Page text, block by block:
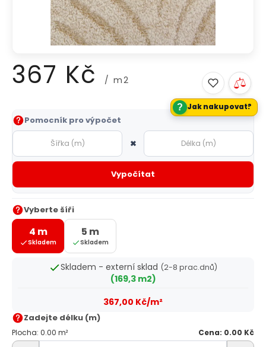
367 Kč / m2
Měrná
cena:
Pomocník pro výpočet
×
Vypočítat
Vyberte šíři
4 m
Skladem
5 m
Skladem
Zadejte délku (m)
Plocha: 0.00 m² Cena: 0.00 Kč
Skladem - externí sklad (2-8 prac.dnů)
(169,3 m2)
367,00 Kč/m²
? Jak nakupovat?